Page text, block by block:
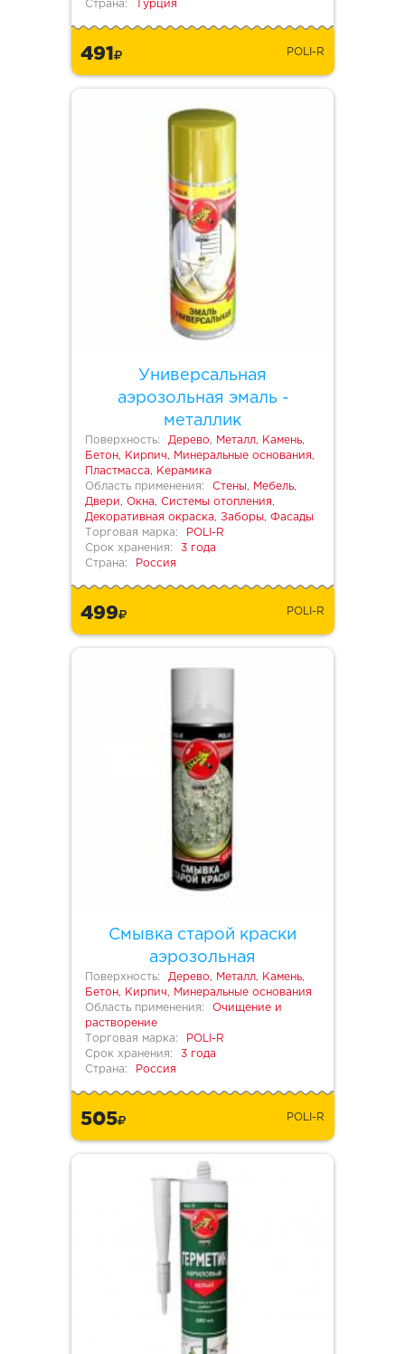
Страна: Турция
491 POLI-R
Универсальная
аэрозольная эмаль -
металлик
Поверхность:
Дерево, Металл, Камень,
Бетон, Кирпич, Минеральные основания,
Пластмасса, Керамика
Область применения:
Стены, Мебель,
Двери, Окна, Системы отопления,
Декоративная окраска, Заборы, Фасады
Торговая марка:
POLI-R
Срок хранения:
3 года
Страна:
Россия
499 POLI-R
Смывка старой краски
аэрозольная
Поверхность:
Дерево, Металл, Камень,
Бетон, Кирпич, Минеральные основания
Область применения:
Очищение и
растворение
Торговая марка:
POLI-R
Срок хранения:
3 года
Страна:
Россия
505 POLI-R